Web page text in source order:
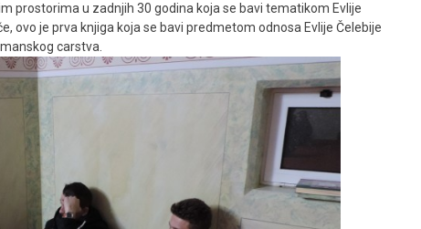
prostorima u zadnjih 30 godina koja se bavi tematikom Evlije
ovo je prva knjiga koja se bavi predmetom odnosa Evlije Čelebije
carstva.